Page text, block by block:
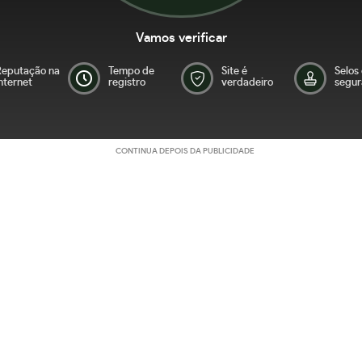
Vamos verificar
na
Tempo de
registro
Site é
verdadeiro
Selos
CONTINUA DEPOIS DA PUBLICIDADE